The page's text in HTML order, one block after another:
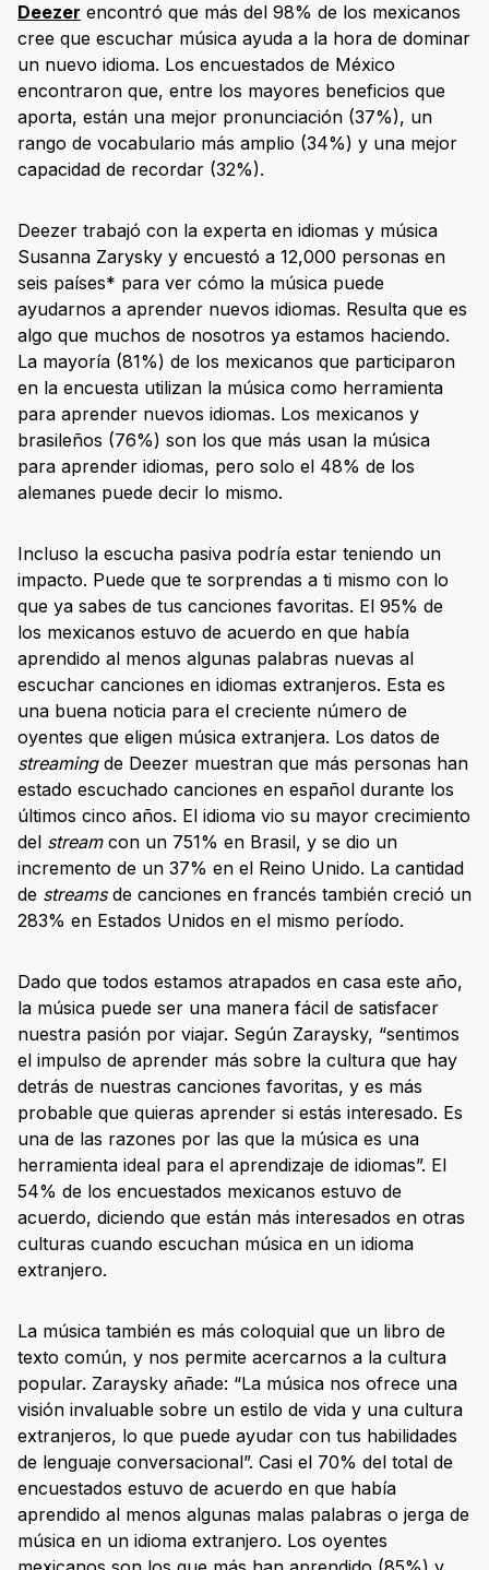
Deezer encontró que más del 98% de los mexicanos
cree que escuchar música ayuda a la hora de dominar
un nuevo idioma. Los encuestados de México
encontraron que, entre los mayores beneficios que
aporta, están una mejor pronunciación (37%), un
rango de vocabulario más amplio (34%) y una mejor
capacidad de recordar (32%).
Deezer trabajó con la experta en idiomas y música
Susanna Zarysky y encuestó a 12,000 personas en
seis países* para ver cómo la música puede
ayudarnos a aprender nuevos idiomas. Resulta que es
algo que muchos de nosotros ya estamos haciendo.
La mayoría (81%) de los mexicanos que participaron
en la encuesta utilizan la música como herramienta
para aprender nuevos idiomas. Los mexicanos y
brasileños (76%) son los que más usan la música
para aprender idiomas, pero solo el 48% de los
alemanes puede decir lo mismo.
Incluso la escucha pasiva podría estar teniendo un
impacto. Puede que te sorprendas a ti mismo con lo
que ya sabes de tus canciones favoritas. El 95% de
los mexicanos estuvo de acuerdo en que había
aprendido al menos algunas palabras nuevas al
escuchar canciones en idiomas extranjeros. Esta es
una buena noticia para el creciente número de
oyentes que eligen música extranjera. Los datos de
streamingde Deezer muestran que más personas han
estado escuchado canciones en español durante los
últimos cinco años. El idioma vio su mayor crecimiento
del stream con un 751% en Brasil, y se dio un
incremento de un 37% en el Reino Unido. La cantidad
de streamsde canciones en francés también creció un
283% en Estados Unidos en el mismo período.
Dado que todos estamos atrapados en casa este año,
la música puede ser una manera fácil de satisfacer
nuestra pasión por viajar. Según Zaraysky, “sentimos
el impulso de aprender más sobre la cultura que hay
detrás de nuestras canciones favoritas, y es más
probable que quieras aprender si estás interesado. Es
una de las razones por las que la música es una
herramienta ideal para el aprendizaje de idiomas”. El
54% de los encuestados mexicanos estuvo de
acuerdo, diciendo que están más interesados en otras
culturas cuando escuchan música en un idioma
extranjero.
La música también es más coloquial que un libro de
texto común, y nos permite acercarnos a la cultura
popular. Zaraysky añade: “La música nos ofrece una
visión invaluable sobre un estilo de vida y una cultura
extranjeros, lo que puede ayudar con tus habilidades
de lenguaje conversacional”. Casi el 70% del total de
encuestados estuvo de acuerdo en que había
aprendido al menos algunas malas palabras o jerga de
música en un idioma extranjero. Los oyentes